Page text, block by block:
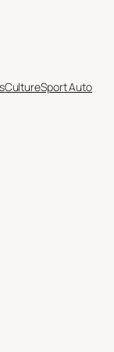
CultureSport Auto